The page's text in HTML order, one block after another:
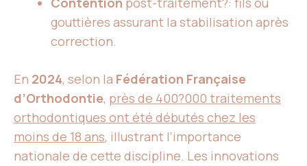
gouttières assurant la stabilisation après
correction.
En 2024, selon la Fédération Française
d’Orthodontie, près de 400?000 traitements
orthodontiques ont été débutés chez les
moins de 18 ans, illustrant l’importance
nationale de cette discipline. Les innovations